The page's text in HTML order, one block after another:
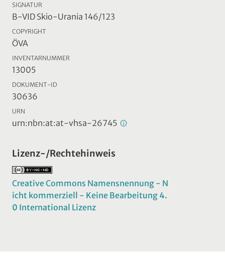
SIGNATUR
B-VID Skio-Urania 146/123
COPYRIGHT
ÖVA
INVENTARNUMMER
13005
DOKUMENT-ID
30636
URN
urn:nbn:at:at-vhsa-26745
Lizenz-/Rechtehinweis
Creative Commons Namensnennung - N
icht kommerziell - Keine Bearbeitung 4.
0 International Lizenz